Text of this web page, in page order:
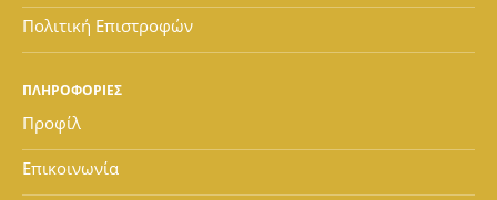
Πολιτική Επιστροφών
ΠΛΗΡΟΦΟΡΙΕΣ
Προφίλ
Επικοινωνία